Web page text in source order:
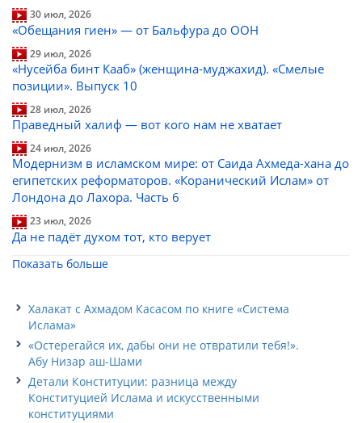
30 июл, 2026
«Обещания гиен» — от Бальфура до ООН
29 июл, 2026
«Нусейба бинт Кааб» (женщина-муджахид). «Смелые
позиции». Выпуск 10
28 июл, 2026
Праведный халиф — вот кого нам не хватает
24 июл, 2026
Модернизм в исламском мире: от Саида Ахмеда-хана до
египетских реформаторов. «Коранический Ислам» от
Лондона до Лахора. Часть 6
23 июл, 2026
Да не падёт духом тот, кто верует
Показать больше
Халакат с Ахмадом Касасом по книге «Система
Ислама»
«Остерегайся их, дабы они не отвратили тебя!».
Абу Низар аш-Шами
Детали Конституции: разница между
Конституцией Ислама и искусственными
конституциями